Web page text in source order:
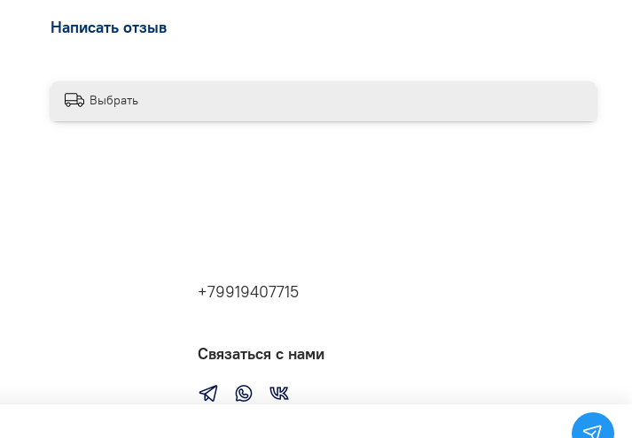
Написать отзыв
Выбрать
+79919407715
Связаться с нами